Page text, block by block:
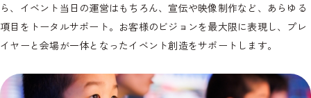
ら、イベント当日の運営はもちろん、宣伝や映像制作など、あらゆる
項目をトータルサポート。お客様のビジョンを最大限に表現し、プレ
イヤーと会場が一体となったイベント創造をサポートします。